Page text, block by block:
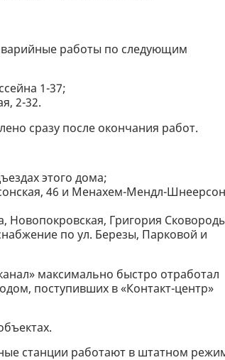
работы по следующим
1-37;
2-32.
сразу после окончания работ.
этого дома;
46 и Менахем-Мендл-
Новопокровская, Григория
по ул. Березы, Парковой и
максимально быстро отработал
поступивших в «Контакт-центр»
станции работают в штатном